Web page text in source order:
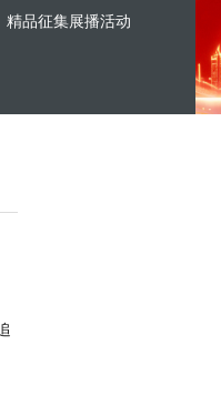
精品征集展播活动